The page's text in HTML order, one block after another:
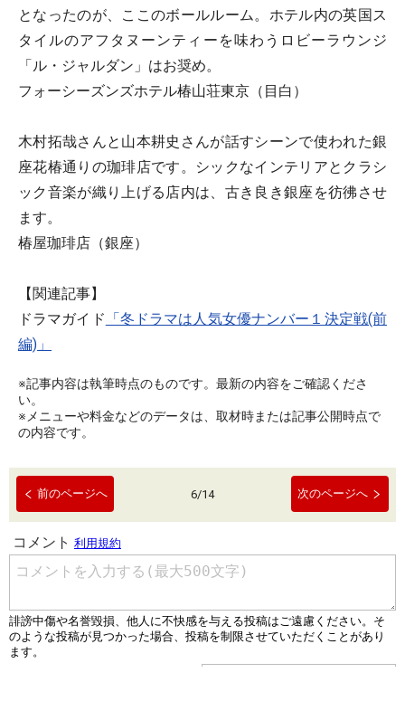
となったのが、ここのボールルーム。ホテル内の英国ス
タイルのアフタヌーンティーを味わうロビーラウンジ
「ル・ジャルダン」はお奨め。
フォーシーズンズホテル椿山荘東京（目白）
木村拓哉さんと山本耕史さんが話すシーンで使われた銀
座花椿通りの珈琲店です。シックなインテリアとクラシ
ック音楽が織り上げる店内は、古き良き銀座を彷彿させ
ます。
椿屋珈琲店（銀座）
【関連記事】
ドラマガイド 「冬ドラマは人気女優ナンバー１決定戦(前
編)」
※記事内容は執筆時点のものです。最新の内容をご確認くださ
い。
※メニューや料金などのデータは、取材時または記事公開時点で
の内容です。
前のページへ 6/14 次のページへ